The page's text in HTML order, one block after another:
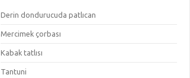
Derin dondurucuda patlıcan
Mercimek çorbası
Kabak tatlısı
Tantuni